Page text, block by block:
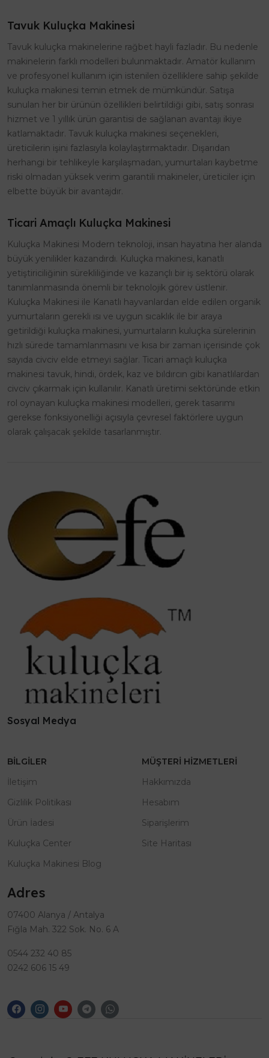
Tavuk Kuluçka Makinesi
Tavuk kuluçka makinelerine rağbet hayli fazladır. Bu nedenle
makinelerin farklı modelleri bulunmaktadır. Amatör kullanım
ve profesyonel kullanım için istenilen özelliklere sahip şekilde
kuluçka makinesi temin etmek de mümkündür. Satışa
sunulan her bir ürünün özellikleri belirtildiği gibi, satış sonrası
hizmet ve 1 yıllık ürün garantisi de sağlanan avantajı ikiye
katlamaktadır. Tavuk kuluçka makinesi seçenekleri,
üreticilerin işini fazlasıyla kolaylaştırmaktadır. Dışarıdan
herhangi bir tehlikeyle karşılaşmadan, yumurtaları kaybetme
riski olmadan yüksek verim garantili makineler, üreticiler için
elbette büyük bir avantajdır.
Ticari Amaçlı Kuluçka Makinesi
Kuluçka Makinesi Modern teknoloji, insan hayatına her alanda
büyük yenilikler kazandırdı. Kuluçka makinesi, kanatlı
yetiştiriciliğinin sürekliliğinde ve kazançlı bir iş sektörü olarak
tanımlanmasında önemli bir teknolojik görev üstlenir.
Kuluçka Makinesi ile Kanatlı hayvanlardan elde edilen organik
yumurtaların gerekli ısı ve uygun sıcaklık ile bir araya
getirildiği kuluçka makinesi, yumurtaların kuluçka sürelerinin
hızlı sürede tamamlanmasını ve kısa bir zaman içerisinde çok
sayıda civciv elde etmeyi sağlar. Ticari amaçlı kuluçka
makinesi tavuk, hindi, ördek, kaz ve bıldırcın gibi kanatlılardan
civciv çıkarmak için kullanılır. Kanatlı üretimi sektöründe etkin
rol oynayan kuluçka makinesi modelleri, gerek tasarımı
gerekse fonksiyonelliği açısıyla çevresel faktörlere uygun
olarak çalışacak şekilde tasarlanmıştır.
Sosyal Medya
BILGILER
İletişim
Gizlilik Politikası
Ürün İadesi
Kuluçka Center
Kuluçka Makinesi Blog
MÜŞTERI HIZMETLERI
Hakkımızda
Hesabım
Siparişlerim
Site Haritası
Adres
07400 Alanya / Antalya
Fığla Mah. 322 Sok. No. 6 A
0544 232 40 85
0242 606 15 49